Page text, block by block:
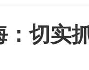
：切实